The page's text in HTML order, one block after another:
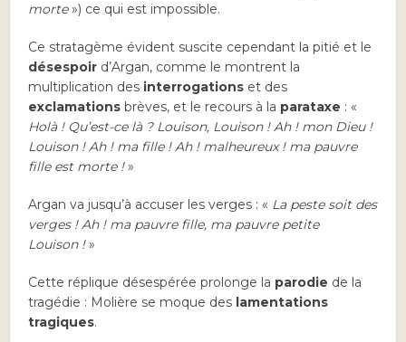
morte») ce qui est impossible.
Ce stratagème évident suscite cependant la pitié et le
désespoir d’Argan, comme le montrent la
multiplication des interrogations et des
exclamations brèves, et le recours à la parataxe : «
Holà ! Qu’est-ce là ? Louison, Louison ! Ah ! mon Dieu !
Louison ! Ah ! ma fille ! Ah ! malheureux ! ma pauvre
fille est morte !»
Argan va jusqu’à accuser les verges : « La peste soit des
verges ! Ah ! ma pauvre fille, ma pauvre petite
Louison !»
Cette réplique désespérée prolonge la parodie de la
tragédie : Molière se moque des lamentations
tragiques.